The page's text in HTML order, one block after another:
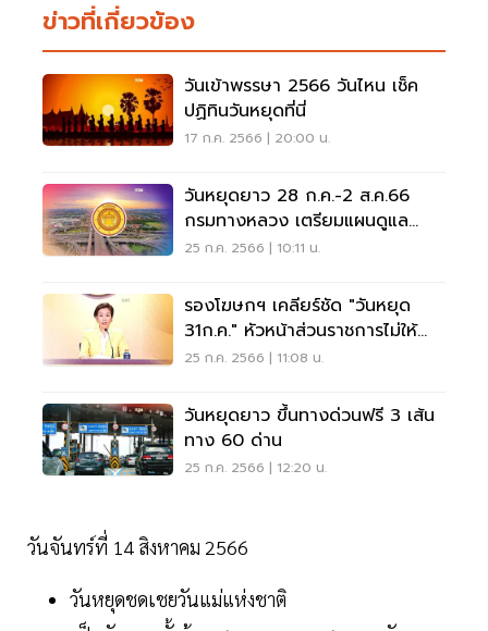
ข่าวที่เกี่ยวข้อง
วันเข้าพรรษา 2566 วันไหน เช็ค
ปฏิทินวันหยุดที่นี่
17 ก.ค. 2566 | 20:00 น.
วันหยุดยาว 28 ก.ค.-2 ส.ค.66
กรมทางหลวง เตรียมแผนดูแล
ประชาชน
25 ก.ค. 2566 | 10:11 น.
รองโฆษกฯ เคลียร์ชัด "วันหยุด
31ก.ค." หัวหน้าส่วนราชการไม่ให้
หยุดก็ได้
25 ก.ค. 2566 | 11:08 น.
วันหยุดยาว ขึ้นทางด่วนฟรี 3 เส้น
ทาง 60 ด่าน
25 ก.ค. 2566 | 12:20 น.
วันจันทร์ที่ 14 สิงหาคม 2566
วันหยุดชดเชยวันแม่แห่งชาติ